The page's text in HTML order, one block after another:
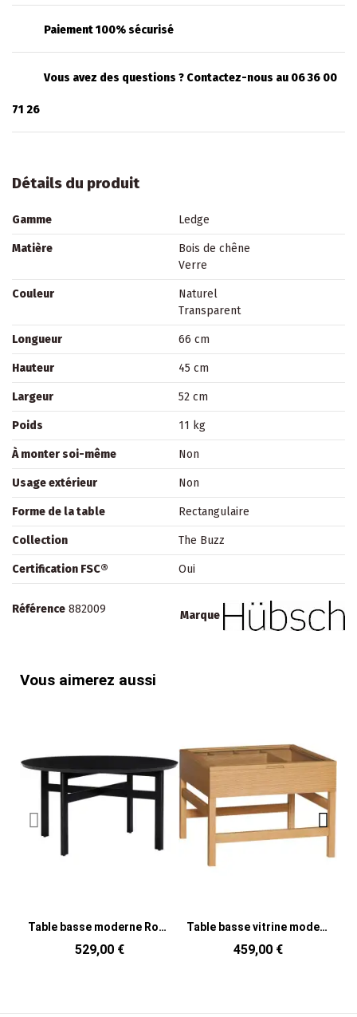
Paiement 100% sécurisé
Vous avez des questions ? Contactez-nous au 06 36 00
71 26
Détails du produit
Gamme Ledge
Matière
Bois de chêne
Verre
Couleur
Naturel
Transparent
Longueur 66 cm
Hauteur 45 cm
Largeur 52 cm
Poids 11 kg
À monter soi-même Non
Usage extérieur Non
Forme de la table Rectangulaire
Collection The Buzz
Certification FSC® Oui
Marque
Référence 882009
Vous aimerez aussi
Table basse moderne Ronde en Bois de frêne Bois d'eucalyptus Noir Fjord
529,00 €
Table basse vitrine moderne Carrée en Bois MDF Naturel Placage chêne Verre Transparent Glitz
459,00 €